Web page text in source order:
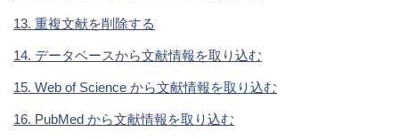
13. 重複文献を削除する
14. データベースから文献情報を取り込む
15. Web of Science から文献情報を取り込む
16. PubMed から文献情報を取り込む